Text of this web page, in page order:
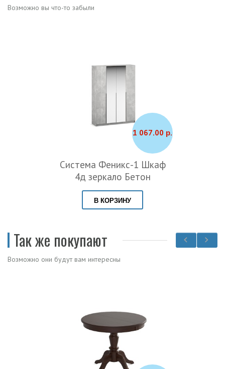
Возможно вы что-то забыли
1 067.00 р.
Система Феникс-1 Шкаф
4д зеркало Бетон
В КОРЗИНУ
Так же покупают
Возможно они будут вам интересны